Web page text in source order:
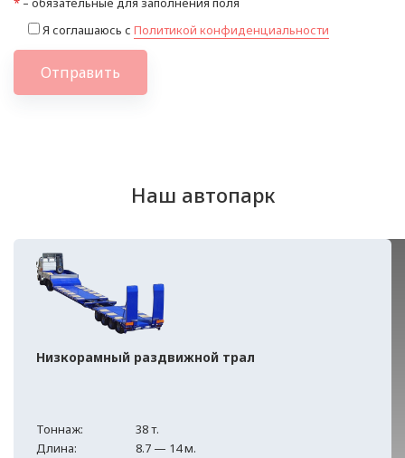
Я соглашаюсь с Политикой конфиденциальности
Отправить
Наш автопарк
Низкорамный раздвижной трал
Тоннаж:
38 т.
Длина:
8.7 — 14 м.